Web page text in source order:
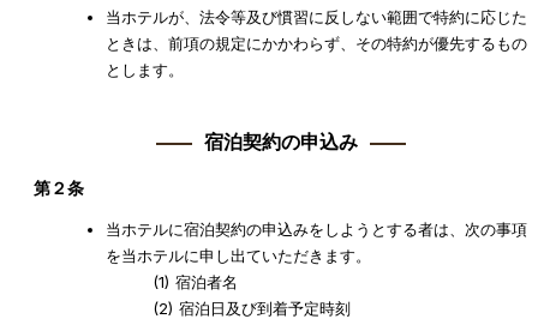
当ホテルが、法令等及び慣習に反しない範囲で特約に応じた
ときは、前項の規定にかかわらず、その特約が優先するもの
とします。
宿泊契約の申込み
第２条
当ホテルに宿泊契約の申込みをしようとする者は、次の事項
を当ホテルに申し出ていただきます。
宿泊者名
宿泊日及び到着予定時刻